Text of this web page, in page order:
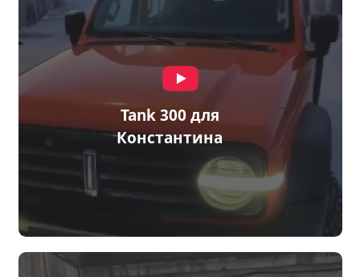
Tank 300 для
Константина